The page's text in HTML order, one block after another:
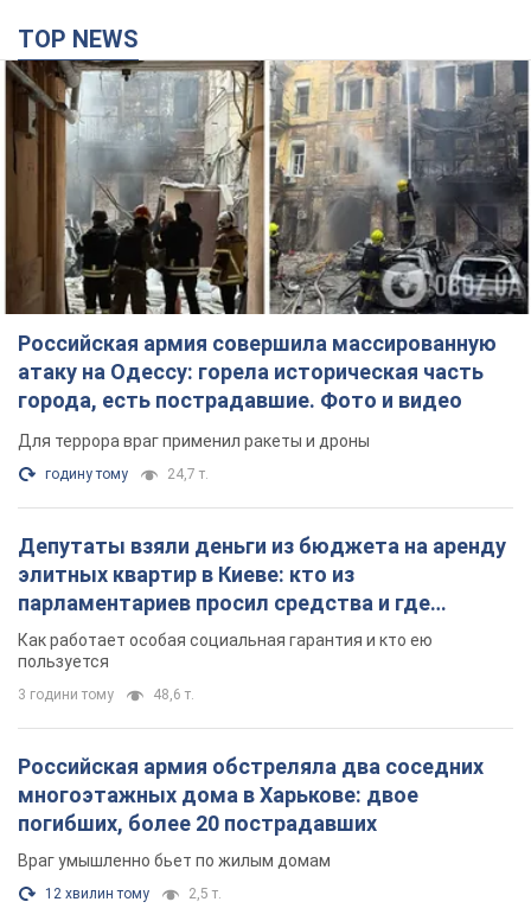
TOP NEWS
Российская армия совершила массированную
атаку на Одессу: горела историческая часть
города, есть пострадавшие. Фото и видео
Для террора враг применил ракеты и дроны
годину тому 24,7 т.
Депутаты взяли деньги из бюджета на аренду
элитных квартир в Киеве: кто из
парламентариев просил средства и где
поселился
Как работает особая социальная гарантия и кто ею
пользуется
3 години тому 48,6 т.
Российская армия обстреляла два соседних
многоэтажных дома в Харькове: двое
погибших, более 20 пострадавших
Враг умышленно бьет по жилым домам
12 хвилин тому 2,5 т.